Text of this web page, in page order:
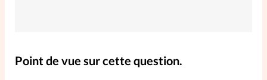
Entre4yeux
L'anecdote
Point de vue sur cette question.